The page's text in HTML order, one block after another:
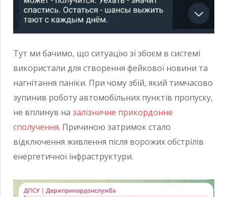
Тут ми бачимо, що ситуацію зі збоєм в системі
використали для створення фейкової новини та
нагнітання паніки. При чому збій, який тимчасово
зупинив роботу автомобільних пунктів пропуску,
не вплинув на залізничне прикордонне
сполучення. Причиною затримок стало
відключення живлення після ворожих обстрілів
енергетичної інфраструктури.